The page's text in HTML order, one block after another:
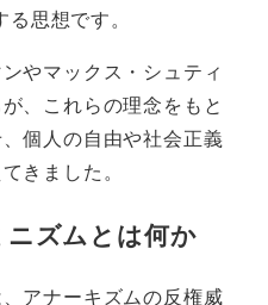
思想です。
やマックス・シュティ
、これらの理念をもと
個人の自由や社会正義
きました。
ズムとは何か
アナーキズムの反権威